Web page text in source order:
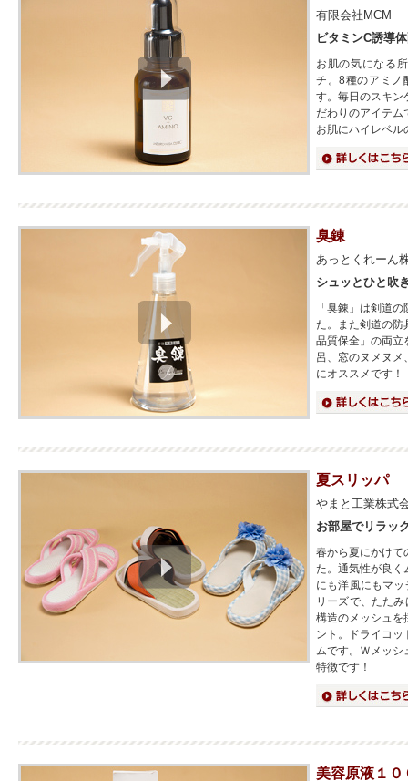
有限会社MCM
ビタミンC誘導
お肌の気になる
チ。8種のアミノ
す。毎日のスキン
だわりのアイテム
お肌にハイレベル
詳細はこちら
臭錬
あっとくれーん
シュッとひと吹
「臭錬」は剣道
た。また剣道の防
品質保全」の両立
呂、窓のヌメヌ
にオススメです！
詳細はこちら
夏スリッパ
やまと工業株式
お部屋でリラッ
春から夏にかけて
た。通気性が良く
にも洋風にもマ
リーズで、たた
構造のメッシュを
ント。ドライコ
ムです。Ｗメッシ
特徴です！
詳細はこちら
美容原液１